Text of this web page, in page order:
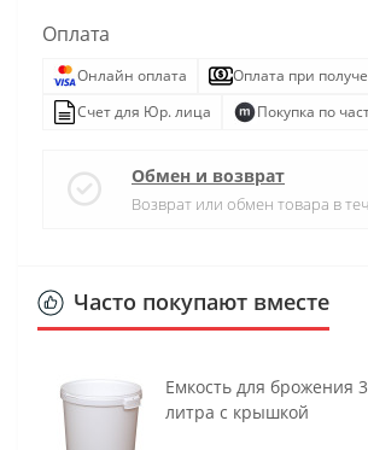
Оплата
Онлайн оплата
Оплата при
Счет для Юр. лица
Покупка по
Обмен и возврат
Возврат или обмен товара в
Часто покупают вместе
Емкость для брожения
литра с крышкой